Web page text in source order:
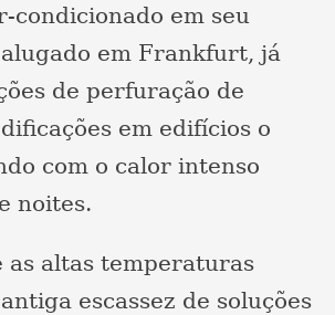
condicionado em seu
em Frankfurt, já
de perfuração de
em edifícios o
com o calor intenso
noites.
as altas temperaturas
escassez de soluções